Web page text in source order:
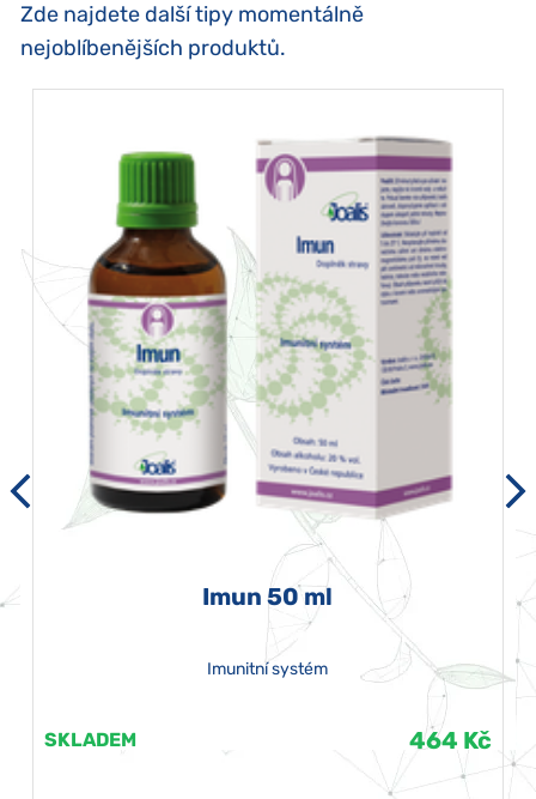
Zde najdete další tipy momentálně
nejoblíbenějších produktů.
Imun 50 ml
Imunitní systém
SKLADEM 464 Kč